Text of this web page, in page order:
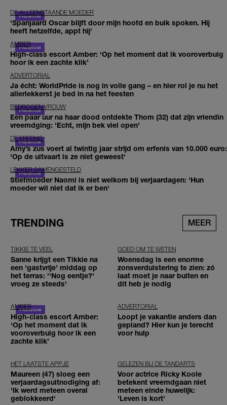
DE ALLEENSTAANDE MOEDER
'Spanjaard Oscar blijft door mijn hoofd en buik spoken. Hij
heeft hetzelfde, appt hij'
AMBER
High-class escort Amber: ‘Op het moment dat ik vooroverbuig
hoor ik een zachte klik’
ADVERTORIAL
Ja écht: WorldPride is nog in volle gang – en hier rol je nu het
allerlekkerst je bed in na het feesten
BEDROGEN VROUW
Een paar uur na haar dood ontdekte Thom (32) dat zijn vriendin
vreemdging: 'Echt, mijn bek viel open'
DE ERFENIS
Amy’s zus voert al twintig jaar strijd om erfenis van 10.000 euro:
'Op de uitvaart is ze niet geweest'
LEKKER SAMENGESTELD
Stiefmoeder Naomi is niet welkom bij verjaardagen: 'Hun
moeder wil niet dat ik er ben'
TRENDING MEER
TIKKIE TE VEEL
Sanne krijgt een Tikkie na
een 'gastvrije' middag op
het terras: ''Nog eentje?'
vroeg ze steeds'
GOED OM TE WETEN
Woensdag is een enorme
zonsverduistering te zien: zó
laat moet je naar buiten en
dit heb je nodig
AMBER
High-class escort Amber:
‘Op het moment dat ik
vooroverbuig hoor ik een
zachte klik’
ADVERTORIAL
Loopt je vakantie anders dan
gepland? Hier kun je terecht
voor hulp
HET LAATSTE APPJE
Maureen (47) sloeg een
verjaardagsuitnodiging af:
'Ik werd meteen overal
geblokkeerd'
GELEZEN BIJ DE TANDARTS
Voor actrice Ricky Koole
betekent vreemdgaan niet
meteen einde huwelijk:
'Leven is kort'